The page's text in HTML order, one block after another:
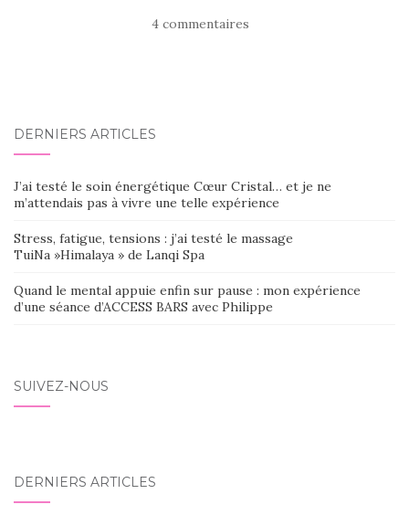
4 commentaires
DERNIERS ARTICLES
J’ai testé le soin énergétique Cœur Cristal… et je ne
m’attendais pas à vivre une telle expérience
Stress, fatigue, tensions : j’ai testé le massage
TuiNa »Himalaya » de Lanqi Spa
Quand le mental appuie enfin sur pause : mon expérience
d’une séance d’ACCESS BARS avec Philippe
SUIVEZ-NOUS
DERNIERS ARTICLES